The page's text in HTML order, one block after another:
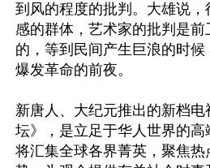
到风的程度的批判。大雄说
感的群体，艺术家的批判是
的，等到民间产生巨浪的时
爆发革命的前夜。
新唐人、大纪元推出的新档
坛》，是立足于华人世界的高
将汇集全球各界菁英，聚焦